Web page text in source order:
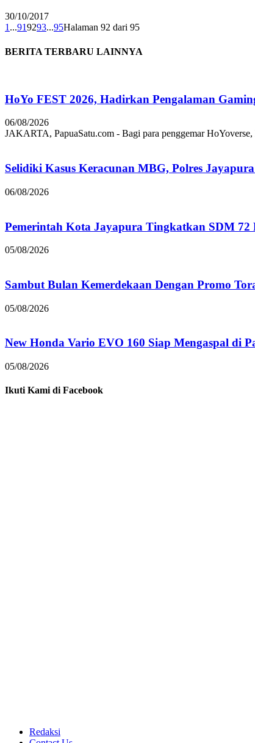
30/10/2017
1...919293...95Halaman 92 dari 95
BERITA TERBARU LAINNYA
HoYo FEST 2026, Hadirkan Pengalaman
06/08/2026
JAKARTA, PapuaSatu.com - Bagi para penggemar
Selidiki Kasus Keracunan MBG, Polres
06/08/2026
Pemerintah Kota Jayapura Tingkatkan SDM
05/08/2026
Sambut Bulan Kemerdekaan Dengan Promo
05/08/2026
New Honda Vario EVO 160 Siap Mengaspal di
05/08/2026
Ikuti Kami di Facebook
Redaksi